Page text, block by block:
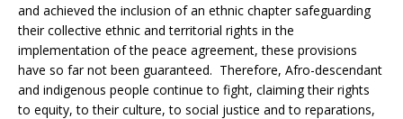
and achieved the inclusion of an ethnic chapter safeguarding
their collective ethnic and territorial rights in the
implementation of the peace agreement, these provisions
have so far not been guaranteed. Therefore, Afro-descendant
and indigenous people continue to fight, claiming their rights
to equity, to their culture, to social justice and to reparations,